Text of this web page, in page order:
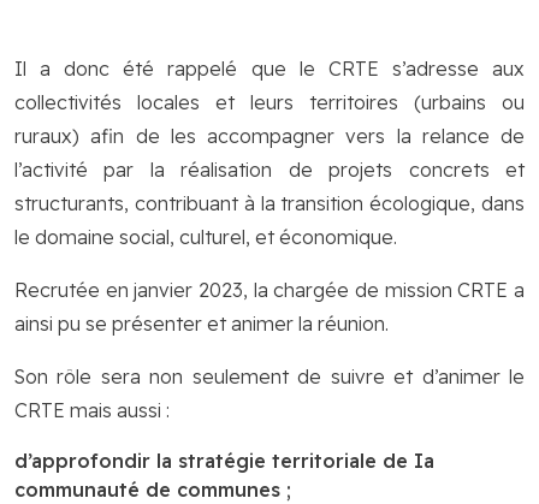
Il a donc été rappelé que le CRTE s’adresse aux
collectivités locales et leurs territoires (urbains ou
ruraux) afin de les accompagner vers la relance de
l’activité par la réalisation de projets concrets et
structurants, contribuant à la transition écologique, dans
le domaine social, culturel, et économique.
Recrutée en janvier 2023, la chargée de mission CRTE a
ainsi pu se présenter et animer la réunion.
Son rôle sera non seulement de suivre et d’animer le
CRTE mais aussi :
d’approfondir la stratégie territoriale de Ia
communauté de communes ;